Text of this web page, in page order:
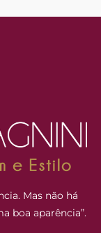
Mas não há
boa aparência”.